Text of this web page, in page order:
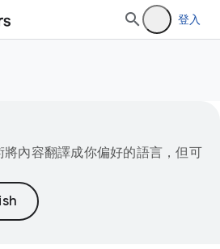
登入
內容翻譯成你偏好的語言，但可